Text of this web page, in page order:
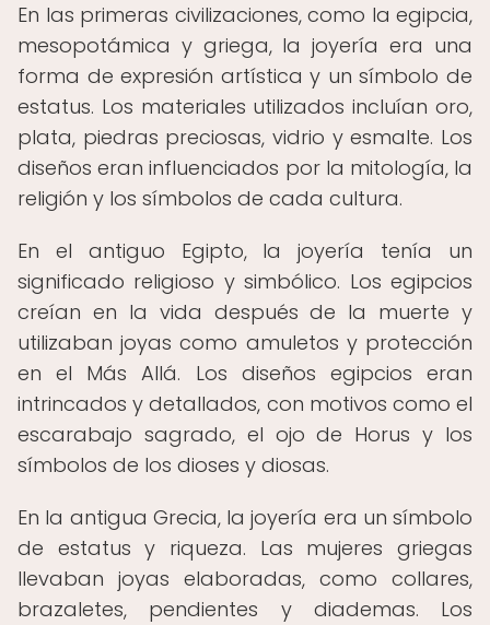
En las primeras civilizaciones, como la egipcia,
mesopotámica y griega, la joyería era una
forma de expresión artística y un símbolo de
estatus. Los materiales utilizados incluían oro,
plata, piedras preciosas, vidrio y esmalte. Los
diseños eran influenciados por la mitología, la
religión y los símbolos de cada cultura.
En el antiguo Egipto, la joyería tenía un
significado religioso y simbólico. Los egipcios
creían en la vida después de la muerte y
utilizaban joyas como amuletos y protección
en el Más Allá. Los diseños egipcios eran
intrincados y detallados, con motivos como el
escarabajo sagrado, el ojo de Horus y los
símbolos de los dioses y diosas.
En la antigua Grecia, la joyería era un símbolo
de estatus y riqueza. Las mujeres griegas
llevaban joyas elaboradas, como collares,
brazaletes, pendientes y diademas. Los